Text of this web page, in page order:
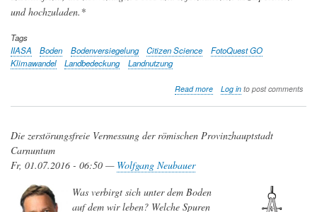
und hochzuladen.*
Tags
IIASA
Boden Bodenversiegelung Citizen Science
FotoQuest GO
Klimawandel
Landbedeckung Landnutzung
Read moreabout
Citizen
Log into post comments
Die zerstörungsfreie Vermessung der römischen Provinzhauptstadt
Carnuntum
Fr, 01.07.2016 - 06:50 — Wolfgang Neubauer
Was verbirgt sich unter dem Boden
auf dem wir leben? Welche Spuren